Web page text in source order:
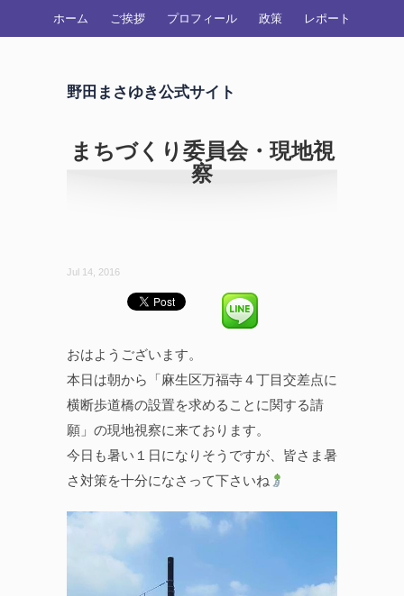
ホーム ご挨拶 プロフィール 政策 レポート
野田まさゆき公式サイト
まちづくり委員会・現地視
察
Jul 14, 2016
おはようございます。
本日は朝から「麻生区万福寺４丁目交差点に
横断歩道橋の設置を求めることに関する請
願」の現地視察に来ております。
今日も暑い１日になりそうですが、皆さま暑
さ対策を十分になさって下さいね